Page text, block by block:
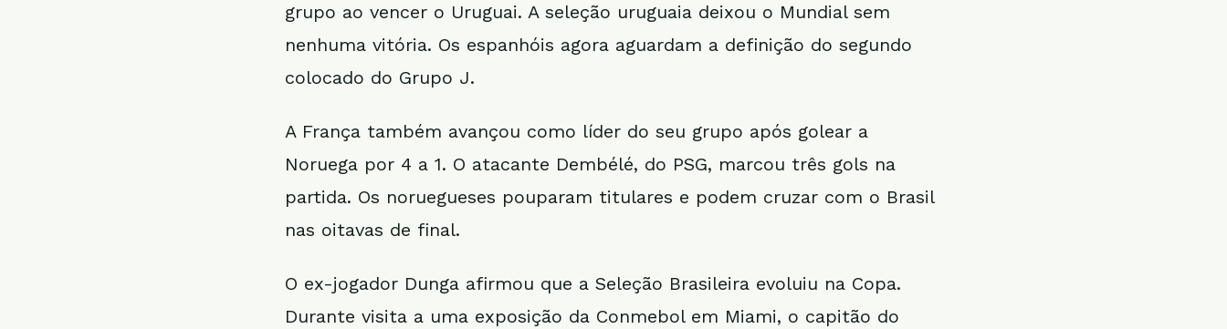
grupo ao vencer o Uruguai. A seleção uruguaia deixou o Mundial sem
nenhuma vitória. Os espanhóis agora aguardam a definição do segundo
colocado do Grupo J.
A França também avançou como líder do seu grupo após golear a
Noruega por 4 a 1. O atacante Dembélé, do PSG, marcou três gols na
partida. Os noruegueses pouparam titulares e podem cruzar com o Brasil
nas oitavas de final.
O ex-jogador Dunga afirmou que a Seleção Brasileira evoluiu na Copa.
Durante visita a uma exposição da Conmebol em Miami, o capitão do